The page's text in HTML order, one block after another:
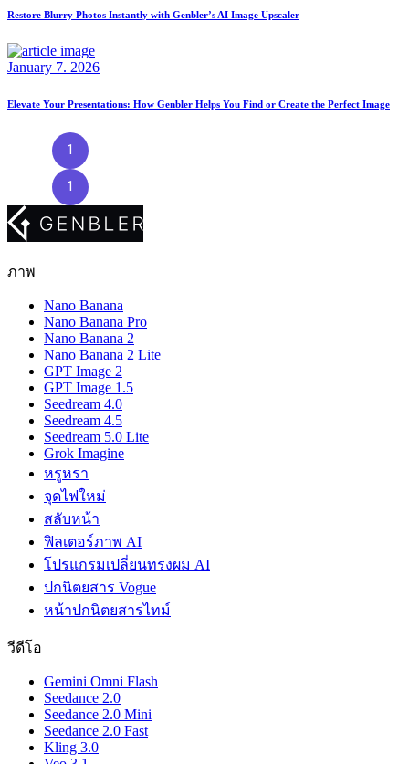
Restore Blurry Photos Instantly with Genbler’s AI Image Upscaler
January 7. 2026
Elevate Your Presentations: How Genbler Helps You Find or Create the Perfect Image
1
1
ภาพ
Nano Banana
Nano Banana Pro
Nano Banana 2
Nano Banana 2 Lite
GPT Image 2
GPT Image 1.5
Seedream 4.0
Seedream 4.5
Seedream 5.0 Lite
Grok Imagine
หรูหรา
จุดไฟใหม่
สลับหน้า
ฟิลเตอร์ภาพ AI
โปรแกรมเปลี่ยนทรงผม AI
ปกนิตยสาร Vogue
หน้าปกนิตยสารไทม์
วีดีโอ
Gemini Omni Flash
Seedance 2.0
Seedance 2.0 Mini
Seedance 2.0 Fast
Kling 3.0